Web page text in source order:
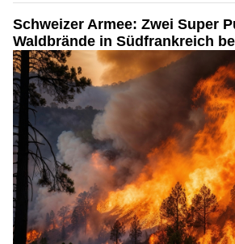
Schweizer Armee: Zwei Super
Waldbrände in Südfrankreich